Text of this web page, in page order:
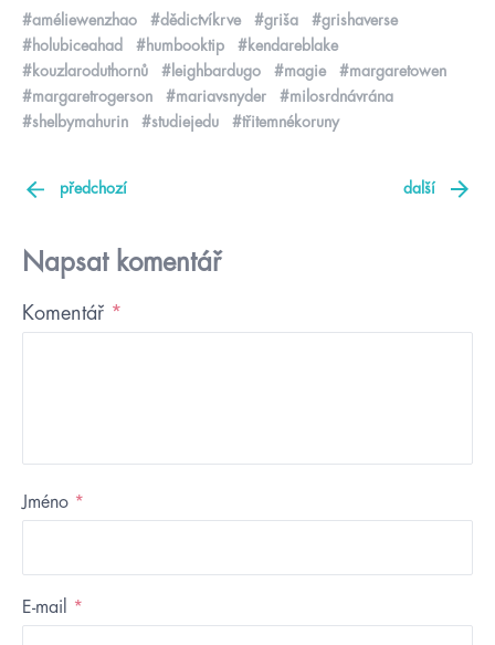
#améliewenzhao #dědictvíkrve #griša
#grishaverse
#holubiceahad
#humbooktip
#kendareblake
#kouzlaroduthornů
#leighbardugo #magie
#margaretowen
#margaretrogerson
#mariavsnyder
#milosrdnávrána
#shelbymahurin
#studiejedu #třitemnékoruny
předchozí další
Napsat komentář
Komentář *
Jméno *
E-mail *